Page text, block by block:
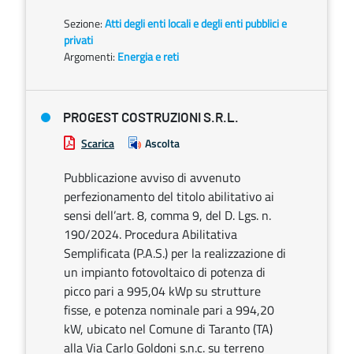
Sezione:Atti degli enti locali e degli enti pubblici e
privati
Argomenti: Energia e reti
PROGEST COSTRUZIONI S.R.L.
Scarica Ascolta
Pubblicazione avviso di avvenuto
perfezionamento del titolo abilitativo ai
sensi dell’art. 8, comma 9, del D. Lgs. n.
190/2024. Procedura Abilitativa
Semplificata (P.A.S.) per la realizzazione di
un impianto fotovoltaico di potenza di
picco pari a 995,04 kWp su strutture
fisse, e potenza nominale pari a 994,20
kW, ubicato nel Comune di Taranto (TA)
alla Via Carlo Goldoni s.n.c. su terreno